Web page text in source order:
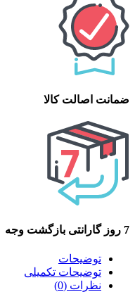
ضمانت اصالت کالا
7 روز گارانتی بازگشت وجه
توضیحات
توضیحات تکمیلی
نظرات (0)